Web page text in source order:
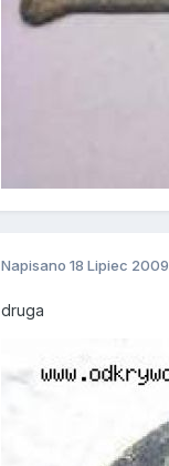
Napisano18 Lipiec 2009
druga